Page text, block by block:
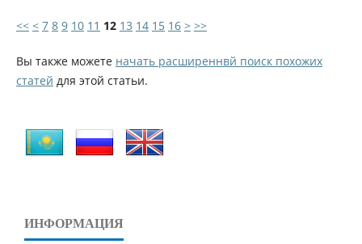
<< < 7 8 9 10 11 12 13 14 15 16 > >>
Вы также можете начать расширеннвй поиск похожих
статей для этой статьи.
ИНФОРМАЦИЯ